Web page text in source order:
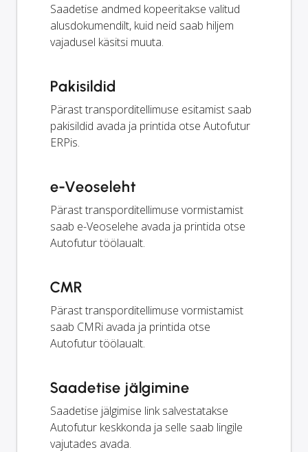
Saadetise andmed kopeeritakse valitud
alusdokumendilt, kuid neid saab hiljem
vajadusel käsitsi muuta.
Pakisildid
Pärast transporditellimuse esitamist saab
pakisildid avada ja printida otse Autofutur
ERPis.
e-Veoseleht
Pärast transporditellimuse vormistamist
saab e-Veoselehe avada ja printida otse
Autofutur töölaualt.
CMR
Pärast transporditellimuse vormistamist
saab CMRi avada ja printida otse
Autofutur töölaualt.
Saadetise jälgimine
Saadetise jälgimise link salvestatakse
Autofutur keskkonda ja selle saab lingile
vajutades avada.